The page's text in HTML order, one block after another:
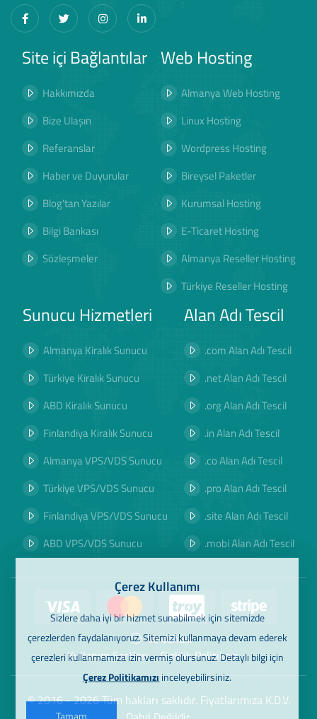
Site içi Bağlantılar
Hakkımızda
Bize Ulaşın
Referanslar
Haber ve Duyurular
Blog'tan Yazılar
Bilgi Bankası
Sözleşmeler
Web Hosting
Almanya Web Hosting
Linux Hosting
Wordpress Hosting
Bireysel Paketler
Kurumsal Hosting
E-Ticaret Hosting
Almanya Reseller Hosting
Türkiye Reseller Hosting
Sunucu Hizmetleri
Almanya Kiralık Sunucu
Türkiye Kiralık Sunucu
ABD Kiralık Sunucu
Finlandiya Kiralık Sunucu
Almanya VPS/VDS Sunucu
Türkiye VPS/VDS Sunucu
Finlandiya VPS/VDS Sunucu
ABD VPS/VDS Sunucu
Alan Adı Tescil
.com Alan Adı Tescil
.net Alan Adı Tescil
.org Alan Adı Tescil
.in Alan Adı Tescil
.co Alan Adı Tescil
.pro Alan Adı Tescil
.site Alan Adı Tescil
.mobi Alan Adı Tescil
Ve dahası
Kullanım Şartları
Gizlilik Politikası
© 2016 - 2026 Tüm hakları saklıdır. Fiyatlarımıza K.D.V.
Çerez Kullanımı
Sizlere daha iyi bir hizmet sunabilmek için sitemizde
çerezlerden faydalanıyoruz. Sitemizi kullanmaya devam ederek
çerezleri kullanmamıza izin vermiş olursunuz. Detaylı bilgi için
Çerez Politikamızı inceleyebilirsiniz.
Tamam